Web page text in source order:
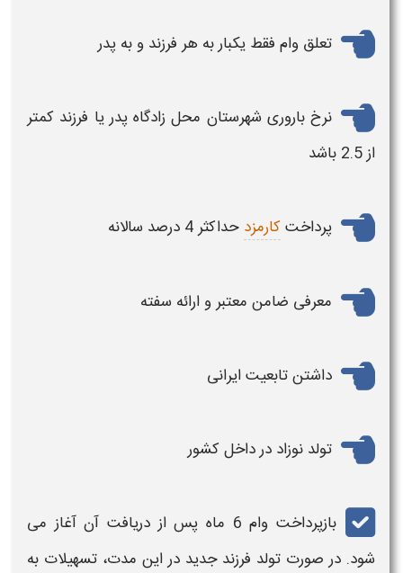
تعلق وام فقط یکبار به هر فرزند و به پدر
نرخ باروری شهرستان محل زادگاه پدر یا فرزند کمتر
از 2.5 باشد
پرداختکارمزد حداکثر 4 درصد سالانه
معرفی ضامن معتبر و ارائه سفته
داشتن تابعیت ایرانی
تولد نوزاد در داخل کشور
بازپرداخت وام
6 ماه پس از دریافت آن آغاز می
شود. در صورت تولد فرزندجدید در این مدت، تسهیلات به